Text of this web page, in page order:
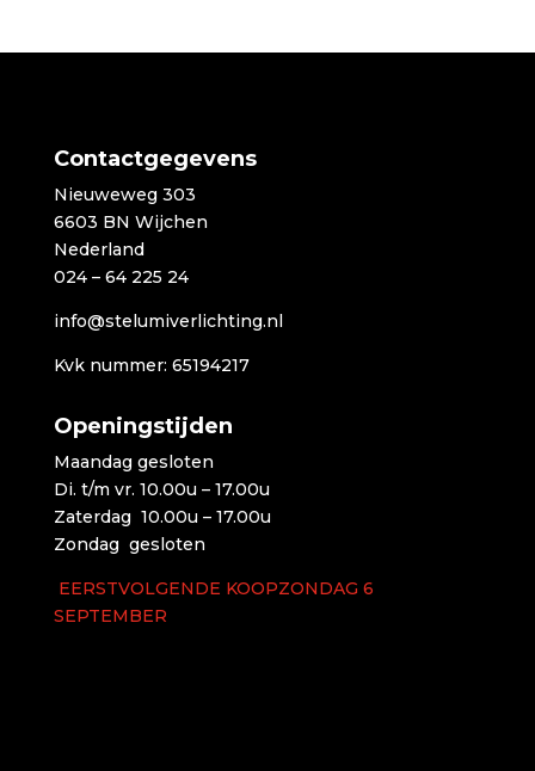
Contactgegevens
Nieuweweg 303
6603 BN Wijchen
Nederland
024 – 64 225 24
info@stelumiverlichting.nl
Kvk nummer: 65194217
Openingstijden
Maandag gesloten
Di. t/m vr. 10.00u – 17.00u
Zaterdag 10.00u – 17.00u
Zondag gesloten
EERSTVOLGENDE KOOPZONDAG 6
SEPTEMBER